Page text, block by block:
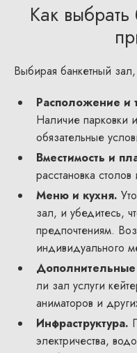
Как
Выбирая банкетный
Расположение и
Наличие
обязательные
Вместимость и
расстановка
Меню и кухня.
зал, и убедитесь,
предпочтениям.
индивидуального
Дополнительные
ли зал услуги
аниматоров и
Инфраструктура.
электричества,